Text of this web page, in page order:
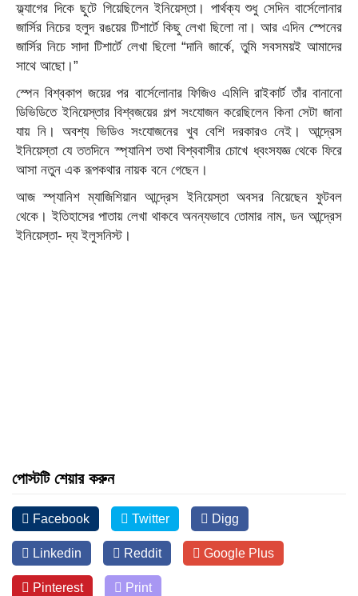
ফ্ল্যাগের দিকে ছুটে গিয়েছিলেন ইনিয়েস্তা। পার্থক্য শুধু সেদিন বার্সেলোনার
জার্সির নিচের হলুদ রঙয়ের টিশার্টে কিছু লেখা ছিলো না। আর এদিন স্পেনের
জার্সির নিচে সাদা টিশার্টে লেখা ছিলো “দানি জার্কে, তুমি সবসময়ই আমাদের
সাথে আছো।”
স্পেন বিশ্বকাপ জয়ের পর বার্সেলোনার ফিজিও এমিলি রাইকার্ট তাঁর বানানো
ডিভিডিতে ইনিয়েস্তার বিশ্বজয়ের গল্প সংযোজন করেছিলেন কিনা সেটা জানা
যায় নি। অবশ্য ভিডিও সংযোজনের খুব বেশি দরকারও নেই। আন্দ্রেস
ইনিয়েস্তা যে ততদিনে স্প্যানিশ তথা বিশ্ববাসীর চোখে ধ্বংসযজ্ঞ থেকে ফিরে
আসা নতুন এক রূপকথার নায়ক বনে গেছেন।
আজ স্প্যানিশ ম্যাজিশিয়ান আন্দ্রেস ইনিয়েস্তা অবসর নিয়েছেন ফুটবল
থেকে। ইতিহাসের পাতায় লেখা থাকবে অনন্যভাবে তোমার নাম,‌ ডন আন্দ্রেস
ইনিয়েস্তা- দ্য ইলুসনিস্ট।
পোস্টটি শেয়ার করুন
Facebook Twitter Digg
Linkedin Reddit Google Plus
Pinterest Print